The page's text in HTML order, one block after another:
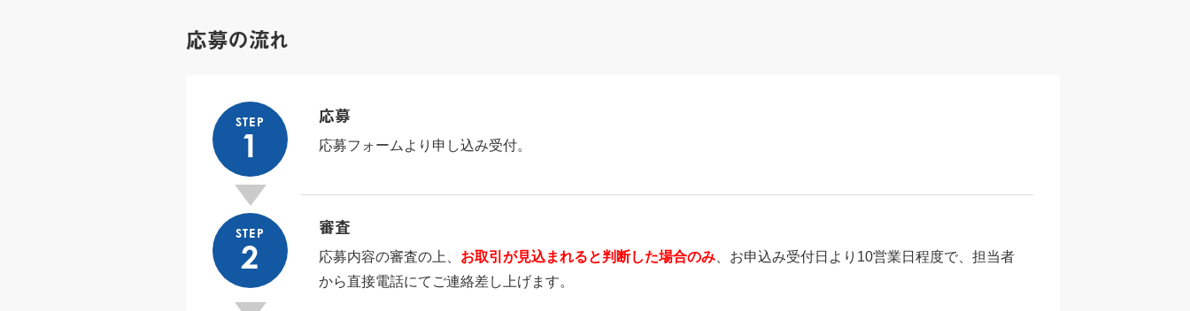
応募の流れ
STEP
1
応募
応募フォームより申し込み受付。
STEP
2
審査
応募内容の審査の上、 お取引が見込まれると判断した場合のみ 、お申込み受付日より10営業日程度で、担当者
から直接電話にてご連絡差し上げます。